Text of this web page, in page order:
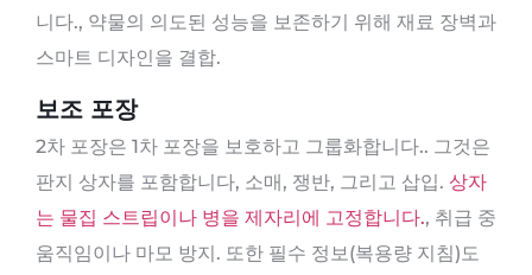
니다., 약물의 의도된 성능을 보존하기 위해 재료 장벽과
스마트 디자인을 결합.
보조 포장
2차 포장은 1차 포장을 보호하고 그룹화합니다.. 그것은
판지 상자를 포함합니다, 소매, 쟁반, 그리고 삽입. 상자
는 물집 스트립이나 병을 제자리에 고정합니다., 취급 중
움직임이나 마모 방지. 또한 필수 정보(복용량 지침)도